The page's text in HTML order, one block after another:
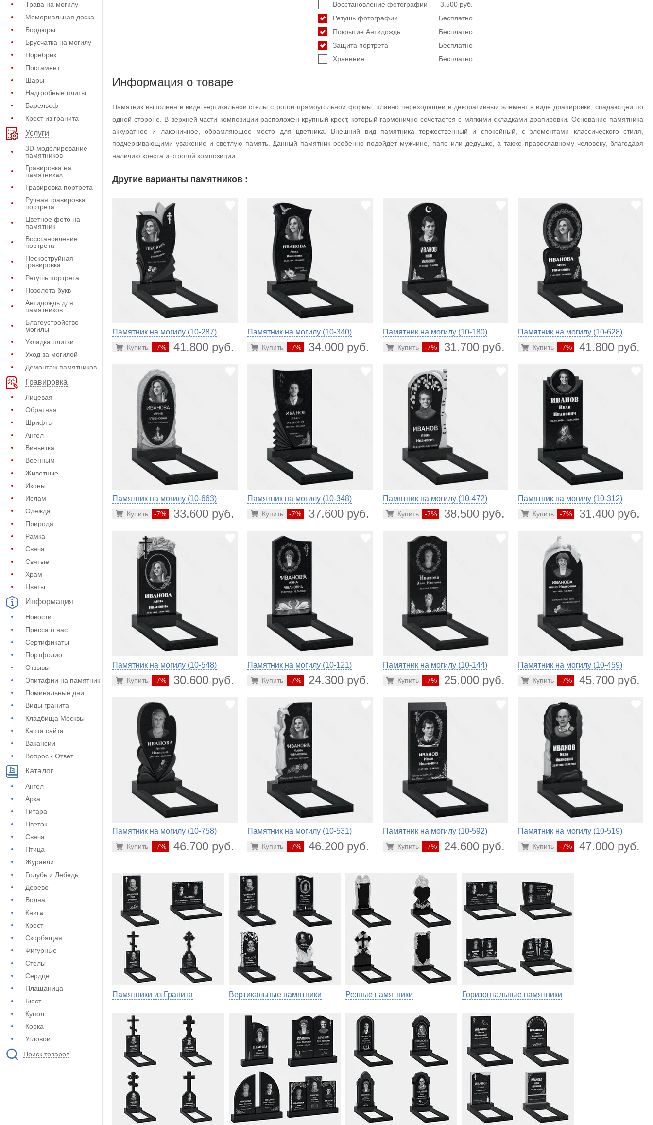
Трава на могилу
Мемориальная доска
Бордюры
Брусчатка на могилу
Поребрик
Постамент
Шары
Надгробные плиты
Барельеф
Крест из гранита
Услуги
3D-моделирование
памятников
Гравировка на
памятниках
Гравировка портрета
Ручная гравировка
портрета
Цветное фото на
памятник
Восстановление
портрета
Пескоструйная
гравировка
Ретушь портрета
Позолота букв
Антидождь для
памятников
Благоустройство
могилы
Укладка плитки
Уход за могилой
Демонтаж памятников
Гравировка
Лицевая
Обратная
Шрифты
Ангел
Виньетка
Военным
Животные
Иконы
Ислам
Одежда
Природа
Рамка
Свеча
Святые
Храм
Цветы
Информация
Новости
Пресса о нас
Сертификаты
Портфолио
Отзывы
Эпитафии на памятник
Поминальные дни
Виды гранита
Кладбища Москвы
Карта сайта
Вакансии
Вопрос - Ответ
Каталог
Ангел
Арка
Гитара
Цветок
Свеча
Птица
Журавли
Голубь и Лебедь
Дерево
Волна
Книга
Крест
Скорбящая
Фигурные
Стелы
Сердце
Плащаница
Бюст
Купол
Корка
Угловой
Поиск товаров
3.500 руб.
Восстановление фотографии
Бесплатно
Ретушь фотографии
Бесплатно
Покрытие Антидождь
Бесплатно
Защита портрета
Бесплатно
Хранение
Информация о товаре
Памятник выполнен в виде вертикальной стелы строгой прямоугольной формы, плавно переходящей в декоративный элемент в виде драпировки, спадающей по
одной стороне. В верхней части композиции расположен крупный крест, который гармонично сочетается с мягкими складками драпировки. Основание памятника
аккуратное и лаконичное, обрамляющее место для цветника. Внешний вид памятника торжественный и спокойный, с элементами классического стиля,
подчеркивающими уважение и светлую память. Данный памятник особенно подойдет мужчине, папе или дедушке, а также православному человеку, благодаря
наличию креста и строгой композиции.
Другие варианты памятников :
Памятник на могилу (10-287)
-7% 41.800 руб.
Купить
Памятник на могилу (10-340)
-7% 34.000 руб.
Купить
Памятник на могилу (10-180)
-7% 31.700 руб.
Купить
Памятник на могилу (10-628)
-7% 41.800 руб.
Купить
Памятник на могилу (10-663)
-7% 33.600 руб.
Купить
Памятник на могилу (10-348)
-7% 37.600 руб.
Купить
Памятник на могилу (10-472)
-7% 38.500 руб.
Купить
Памятник на могилу (10-312)
-7% 31.400 руб.
Купить
Памятник на могилу (10-548)
-7% 30.600 руб.
Купить
Памятник на могилу (10-121)
-7% 24.300 руб.
Купить
Памятник на могилу (10-144)
-7% 25.000 руб.
Купить
Памятник на могилу (10-459)
-7% 45.700 руб.
Купить
Памятник на могилу (10-758)
-7% 46.700 руб.
Купить
Памятник на могилу (10-531)
-7% 46.200 руб.
Купить
Памятник на могилу (10-592)
-7% 24.600 руб.
Купить
Памятник на могилу (10-519)
-7% 47.000 руб.
Купить
Памятники из Гранита Вертикальные памятники Резные памятники Горизонтальные памятники